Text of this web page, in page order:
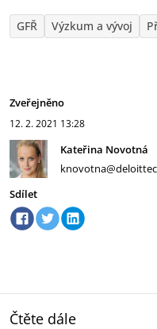
GFŘ Výzkum a vývoj
Zveřejněno
12. 2. 2021 13:28
Kateřina Novotná
Sdílet
Čtěte dále